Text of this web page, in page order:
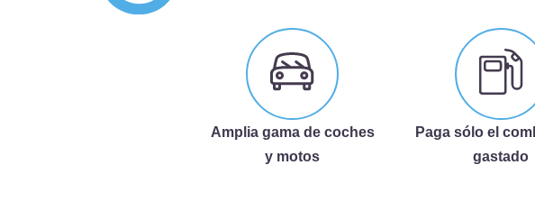
Amplia gama de coches
y motos
Paga sólo el
gastado